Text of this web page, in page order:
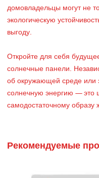
домовладельцы могут не
экологическую
выгоду.
Откройте для себя
солнечные панели.
об окружающей среде или
солнечную энергию — это
самодостаточному образу
Рекомендуемые